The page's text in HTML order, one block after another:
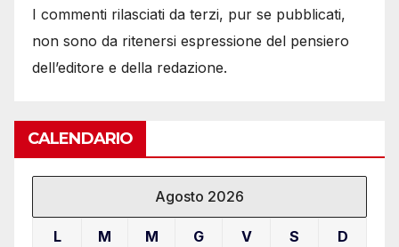
I commenti rilasciati da terzi, pur se pubblicati,
non sono da ritenersi espressione del pensiero
dell’editore e della redazione.
CALENDARIO
Agosto 2026
L M M G V S D